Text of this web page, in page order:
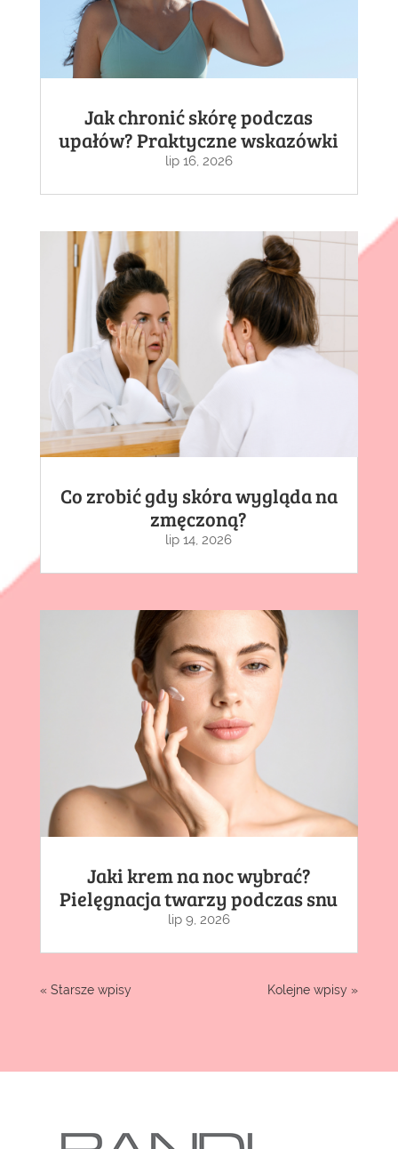
Jak chronić skórę podczas
upałów? Praktyczne wskazówki
lip 16, 2026
Co zrobić gdy skóra wygląda na
zmęczoną?
lip 14, 2026
Jaki krem na noc wybrać?
Pielęgnacja twarzy podczas snu
lip 9, 2026
« Starsze wpisy Kolejne wpisy »